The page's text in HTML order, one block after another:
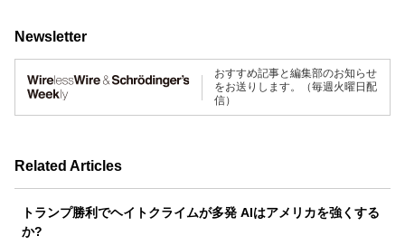
Newsletter
おすすめ記事と編集部のお知らせ
をお送りします。（毎週火曜日配
信）
Related Articles
トランプ勝利でヘイトクライムが多発 AIはアメリカを強くする
か?